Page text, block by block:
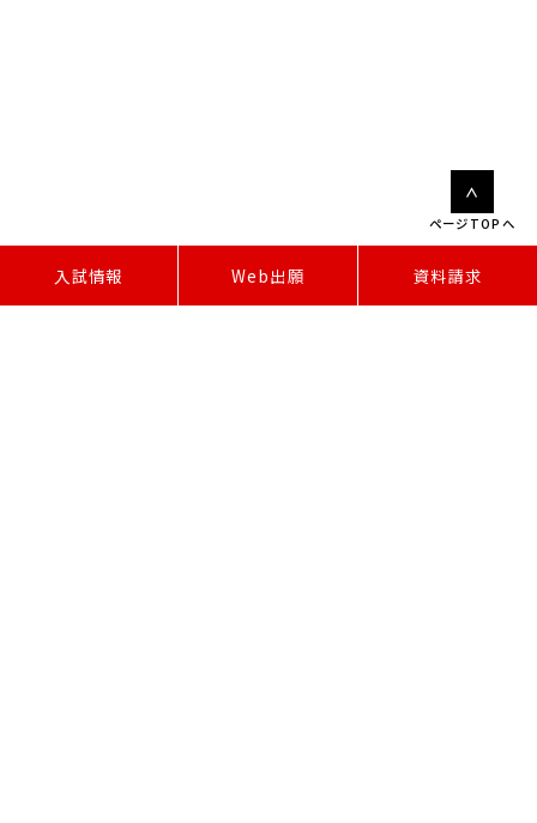
入試情報 Web出願 資料請求
ページTOPへ